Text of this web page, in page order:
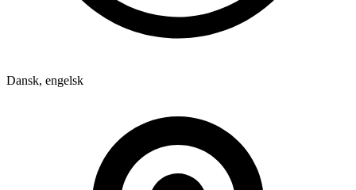
Dansk, engelsk